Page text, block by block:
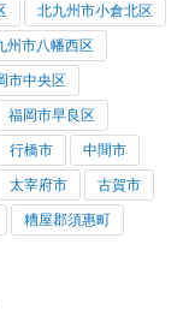
北九州市小倉北区
州市八幡西区
市中央区
福岡市早良区
行橋市 中間市
太宰府市 古賀市
糟屋郡須惠町